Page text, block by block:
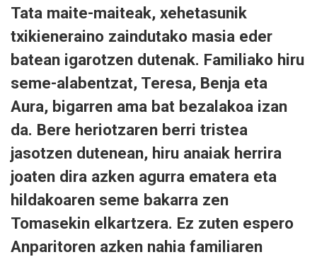
Tata maite-maiteak, xehetasunik
txikieneraino zaindutako masia eder
batean igarotzen dutenak. Familiako hiru
seme-alabentzat, Teresa, Benja eta
Aura, bigarren ama bat bezalakoa izan
da. Bere heriotzaren berri tristea
jasotzen dutenean, hiru anaiak herrira
joaten dira azken agurra ematera eta
hildakoaren seme bakarra zen
Tomasekin elkartzera. Ez zuten espero
Anparitoren azken nahia familiaren